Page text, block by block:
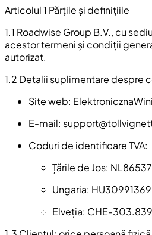
Articolul 1 Părțile și definițiile
1.1 Roadwise Group B.V., cu
acestor termeni și condiții
autorizat.
1.2 Detalii suplimentare despre
Site web:
E-mail:
Coduri de identificare TVA:
Țările de Jos:
Ungaria:
Elveția: CHE-